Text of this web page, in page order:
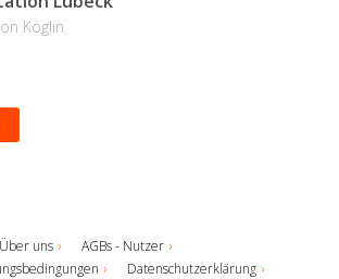
Koglin
Über uns
AGBs - Nutzer
Datenschutzerklärung